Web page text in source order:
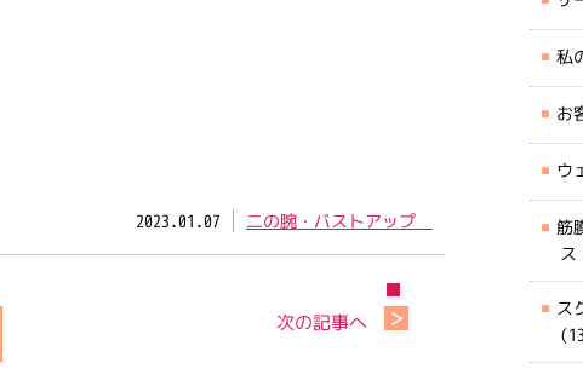
2023.01.07 二の腕・バストアップ
次の記事へ
私
お
ウ
筋
ス
ス